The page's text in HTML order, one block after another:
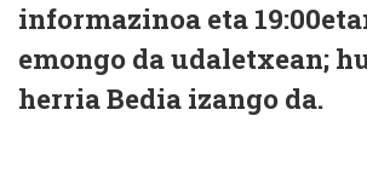
informazinoa eta
emongo da udaletxean;
herria Bedia izango da.